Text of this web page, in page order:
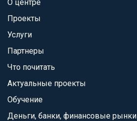
О центре
Проекты
Услуги
Партнеры
Что почитать
Актуальные проекты
Обучение
Деньги, банки, финансовые рынки